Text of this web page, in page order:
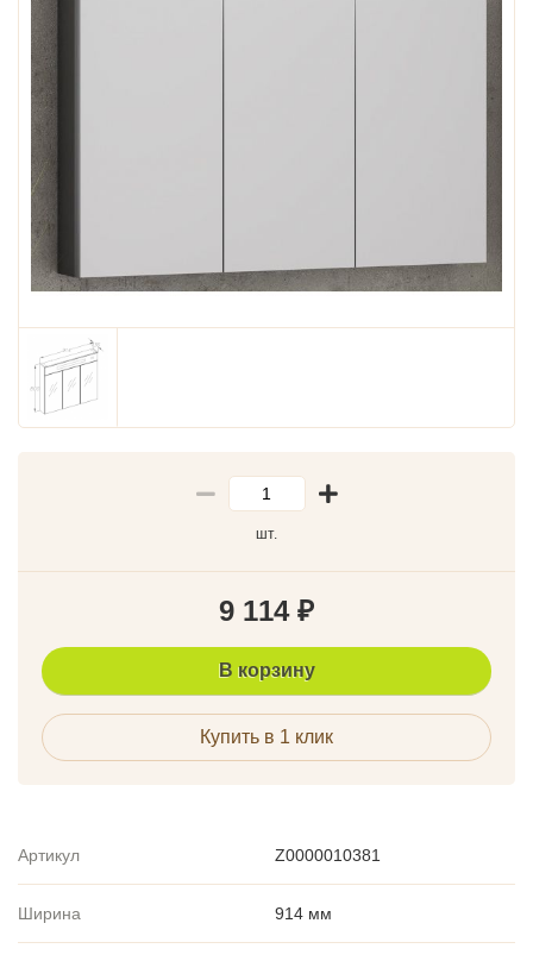
шт.
9 114₽
В корзину
Купить в 1 клик
Артикул Z0000010381
Ширина 914 мм